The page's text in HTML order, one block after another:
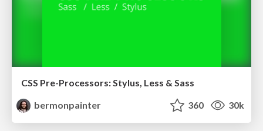
CSS Pre-Processors: Stylus, Less & Sass
bermonpainter
360 30k